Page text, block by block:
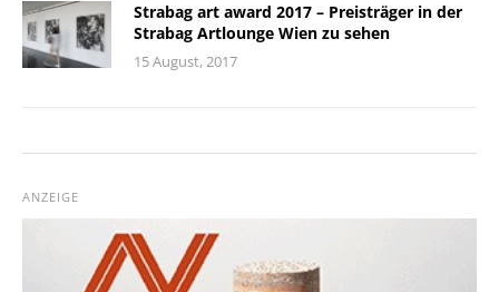
Strabag art award 2017 – Preisträger in der
Strabag Artlounge Wien zu sehen
15 August, 2017
ANZEIGE